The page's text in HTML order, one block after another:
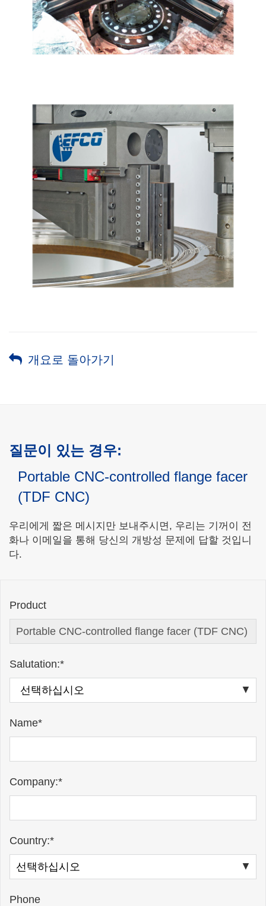
개요로 돌아가기
질문이 있는 경우:
Portable CNC-controlled flange facer
(TDF CNC)
우리에게 짧은 메시지만 보내주시면, 우리는 기꺼이 전
화나 이메일을 통해 당신의 개방성 문제에 답할 것입니
다.
Product
Salutation:*
Name*
Company:*
Country:*
Phone